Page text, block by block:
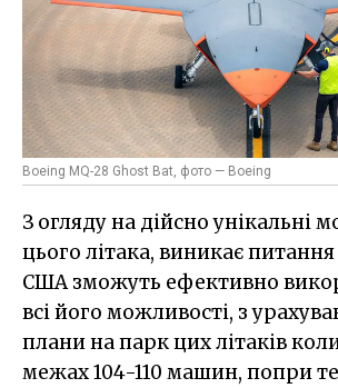
Boeing MQ-28 Ghost Bat, фото — Boeing
З огляду на дійсно унікальні
цього літака, виникає
США зможуть ефективно
всі його можливості, з
плани на парк цих літаків
межах 104-110 машин, попри